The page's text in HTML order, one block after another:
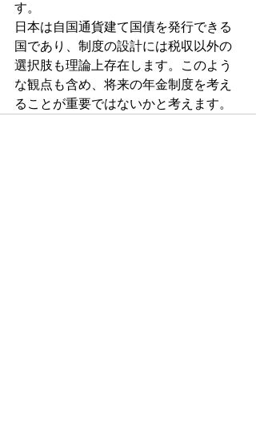
す。
日本は自国通貨建て国債を発行できる
国であり、制度の設計には税収以外の
選択肢も理論上存在します。このよう
な観点も含め、将来の年金制度を考え
ることが重要ではないかと考えます。